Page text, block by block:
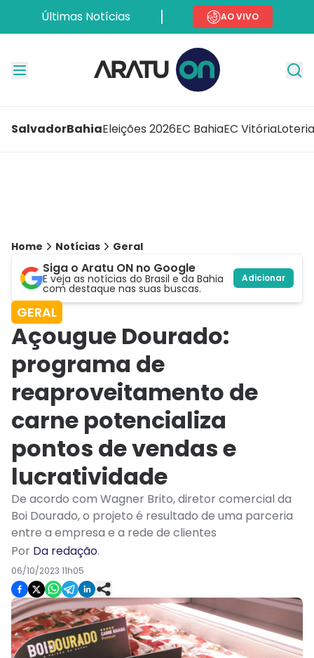
Últimas Notícias AO VIVO
SalvadorBahiaEleições 2026EC BahiaEC Vitória
Home Notícias Geral
Siga o Aratu ON no Google
E veja as notícias do Brasil e da Bahia
com destaque nas suas buscas.
Adicionar
GERAL
Açougue Dourado:
programa de
reaproveitamento de
carne potencializa
pontos de vendas e
lucratividade
De acordo com Wagner Brito, diretor comercial da
Boi Dourado, o projeto é resultado de uma parceria
entre a empresa e a rede de clientes
Por Da redação.
06/10/2023 11h05